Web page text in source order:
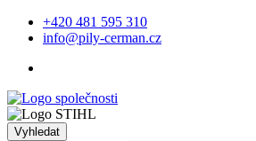
+420 481 595 310
info@pily-cerman.cz
Vyhledat